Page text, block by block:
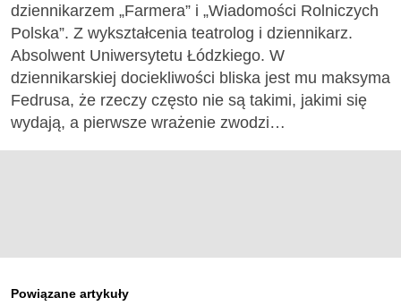
dziennikarzem „Farmera” i „Wiadomości Rolniczych
Polska”. Z wykształcenia teatrolog i dziennikarz.
Absolwent Uniwersytetu Łódzkiego. W
dziennikarskiej dociekliwości bliska jest mu maksyma
Fedrusa, że rzeczy często nie są takimi, jakimi się
wydają, a pierwsze wrażenie zwodzi…
Powiązane artykuły